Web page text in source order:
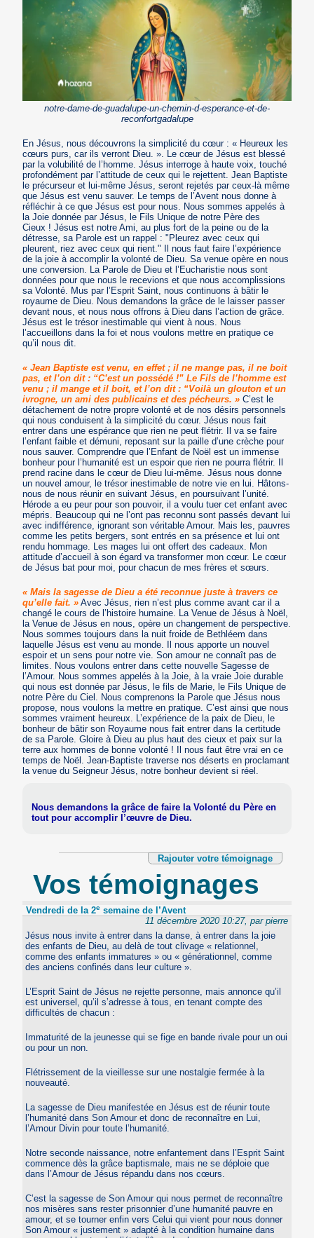
notre-dame-de-guadalupe-un-chemin-d-esperance-et-de-
reconfortgadalupe
En Jésus, nous découvrons la simplicité du cœur : « Heureux les
cœurs purs, car ils verront Dieu. ». Le cœur de Jésus est blessé
par la volubilité de l’homme. Jésus interroge à haute voix, touché
profondément par l’attitude de ceux qui le rejettent. Jean Baptiste
le précurseur et lui-même Jésus, seront rejetés par ceux-là même
que Jésus est venu sauver. Le temps de l’Avent nous donne à
réfléchir à ce que Jésus est pour nous. Nous sommes appelés à
la Joie donnée par Jésus, le Fils Unique de notre Père des
Cieux ! Jésus est notre Ami, au plus fort de la peine ou de la
détresse, sa Parole est un rappel : "Pleurez avec ceux qui
pleurent, riez avec ceux qui rient." Il nous faut faire l’expérience
de la joie à accomplir la volonté de Dieu. Sa venue opère en nous
une conversion. La Parole de Dieu et l’Eucharistie nous sont
données pour que nous le recevions et que nous accomplissions
sa Volonté. Mus par l’Esprit Saint, nous continuons à bâtir le
royaume de Dieu. Nous demandons la grâce de le laisser passer
devant nous, et nous nous offrons à Dieu dans l’action de grâce.
Jésus est le trésor inestimable qui vient à nous. Nous
l’accueillons dans la foi et nous voulons mettre en pratique ce
qu’il nous dit.
« Jean Baptiste est venu, en effet ; il ne mange pas, il ne boit
pas, et l’on dit : “C’est un possédé !” Le Fils de l’homme est
venu ; il mange et il boit, et l’on dit : “Voilà un glouton et un
ivrogne, un ami des publicains et des pécheurs. » C’est le
détachement de notre propre volonté et de nos désirs personnels
qui nous conduisent à la simplicité du cœur. Jésus nous fait
entrer dans une espérance que rien ne peut flétrir. Il va se faire
l’enfant faible et démuni, reposant sur la paille d’une crèche pour
nous sauver. Comprendre que l’Enfant de Noël est un immense
bonheur pour l’humanité est un espoir que rien ne pourra flétrir. Il
prend racine dans le cœur de Dieu lui-même. Jésus nous donne
un nouvel amour, le trésor inestimable de notre vie en lui. Hâtons-
nous de nous réunir en suivant Jésus, en poursuivant l’unité.
Hérode a eu peur pour son pouvoir, il a voulu tuer cet enfant avec
mépris. Beaucoup qui ne l’ont pas reconnu sont passés devant lui
avec indifférence, ignorant son véritable Amour. Mais les, pauvres
comme les petits bergers, sont entrés en sa présence et lui ont
rendu hommage. Les mages lui ont offert des cadeaux. Mon
attitude d’accueil à son égard va transformer mon cœur. Le cœur
de Jésus bat pour moi, pour chacun de mes frères et sœurs.
« Mais la sagesse de Dieu a été reconnue juste à travers ce
qu’elle fait. » Avec Jésus, rien n’est plus comme avant car il a
changé le cours de l’histoire humaine. La Venue de Jésus à Noël,
la Venue de Jésus en nous, opère un changement de perspective.
Nous sommes toujours dans la nuit froide de Bethléem dans
laquelle Jésus est venu au monde. Il nous apporte un nouvel
espoir et un sens pour notre vie. Son amour ne connaît pas de
limites. Nous voulons entrer dans cette nouvelle Sagesse de
l’Amour. Nous sommes appelés à la Joie, à la vraie Joie durable
qui nous est donnée par Jésus, le fils de Marie, le Fils Unique de
notre Père du Ciel. Nous comprenons la Parole que Jésus nous
propose, nous voulons la mettre en pratique. C’est ainsi que nous
sommes vraiment heureux. L’expérience de la paix de Dieu, le
bonheur de bâtir son Royaume nous fait entrer dans la certitude
de sa Parole. Gloire à Dieu au plus haut des cieux et paix sur la
terre aux hommes de bonne volonté ! Il nous faut être vrai en ce
temps de Noël. Jean-Baptiste traverse nos déserts en proclamant
la venue du Seigneur Jésus, notre bonheur devient si réel.
Nous demandons la grâce de faire la Volonté du Père en
tout pour accomplir l’œuvre de Dieu.
Rajouter votre témoignage
Vos témoignages
Vendredi de la 2e semaine de l’Avent
11 décembre 2020 10:27, par pierre
Jésus nous invite à entrer dans la danse, à entrer dans la joie
des enfants de Dieu, au delà de tout clivage « relationnel,
comme des enfants immatures » ou « générationnel, comme
des anciens confinés dans leur culture ».
L’Esprit Saint de Jésus ne rejette personne, mais annonce qu’il
est universel, qu’il s’adresse à tous, en tenant compte des
difficultés de chacun :
Immaturité de la jeunesse qui se fige en bande rivale pour un oui
ou pour un non.
Flétrissement de la vieillesse sur une nostalgie fermée à la
nouveauté.
La sagesse de Dieu manifestée en Jésus est de réunir toute
l’humanité dans Son Amour et donc de reconnaître en Lui,
l’Amour Divin pour toute l’humanité.
Notre seconde naissance, notre enfantement dans l’Esprit Saint
commence dès la grâce baptismale, mais ne se déploie que
dans l’Amour de Jésus répandu dans nos cœurs.
C’est la sagesse de Son Amour qui nous permet de reconnaître
nos misères sans rester prisonnier d’une humanité pauvre en
amour, et se tourner enfin vers Celui qui vient pour nous donner
Son Amour « justement » adapté à la condition humaine dans